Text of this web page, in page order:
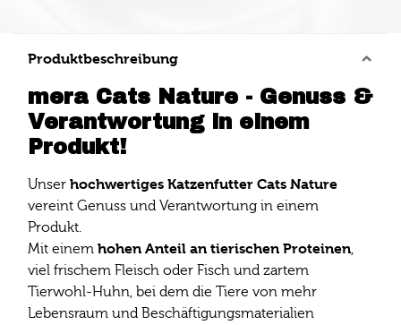
Produktbeschreibung
mera Cats Nature - Genuss &
Verantwortung in einem
Produkt!
Unser hochwertiges Katzenfutter Cats Nature
vereint Genuss und Verantwortung in einem
Produkt.
Mit einem hohen Anteil an tierischen Proteinen,
viel frischem Fleisch oder Fisch und zartem
Tierwohl-Huhn, bei dem die Tiere von mehr
Lebensraum und Beschäftigungsmaterialien